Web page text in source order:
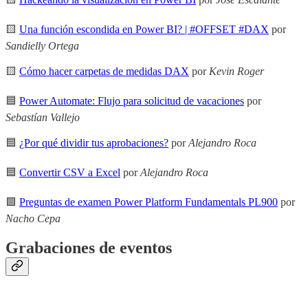
🟨 Una función escondida en Power BI? | #OFFSET #DAX por
Sandielly Ortega
🟨 Cómo hacer carpetas de medidas DAX por Kevin Roger
🟦 Power Automate: Flujo para solicitud de vacaciones por
Sebastían Vallejo
🟦 ¿Por qué dividir tus aprobaciones? porAlejandro Roca
🟦 Convertir CSV a Excel porAlejandro Roca
🟩 Preguntas de examen Power Platform Fundamentals PL900 por
Nacho Cepa
Grabaciones de eventos